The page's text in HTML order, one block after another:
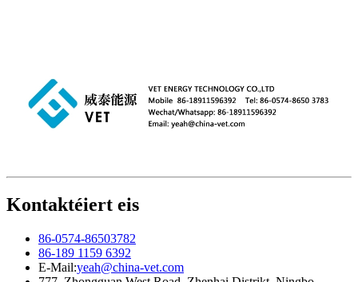
Kontaktéiert eis
86-0574-86503782
86-189 1159 6392
E-Mail:yeah@china-vet.com